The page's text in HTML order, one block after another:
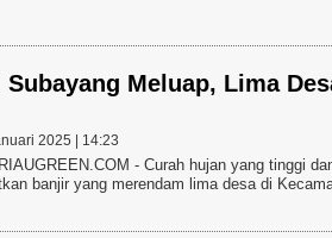
Subayang Meluap, Lima
2025 | 14:23
- Curah hujan yang tinggi
banjir yang merendam lima desa di